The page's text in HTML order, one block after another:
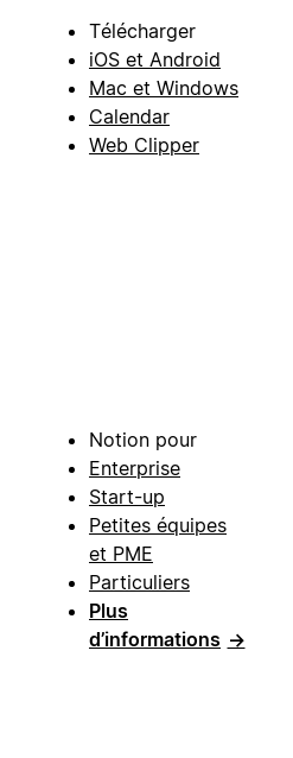
Télécharger
iOS et Android
Mac et Windows
Calendar
Web Clipper
Notion pour
Enterprise
Start-up
Petites équipes
et PME
Particuliers
Plus
d’informations →